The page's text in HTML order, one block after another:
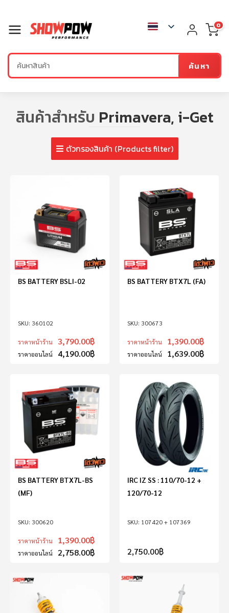
ค้นหา
0
สินค้าสำหรับ Primavera, i-Get
ตัวกรองสินค้า (Products filter)
360102
BS BATTERY BSLI-02
ราคาหน้าร้าน 3,790.00฿
ราคาออนไลน์ 4,190.00฿
300673
BS BATTERY BTX7L (FA)
ราคาหน้าร้าน 1,390.00฿
ราคาออนไลน์ 1,639.00฿
300620
BS BATTERY BTX7L-BS
(MF)
ราคาหน้าร้าน 1,390.00฿
ราคาออนไลน์ 2,758.00฿
107420 + 107369
IRC IZ SS : 110/70-12 +
120/70-12
2,750.00฿